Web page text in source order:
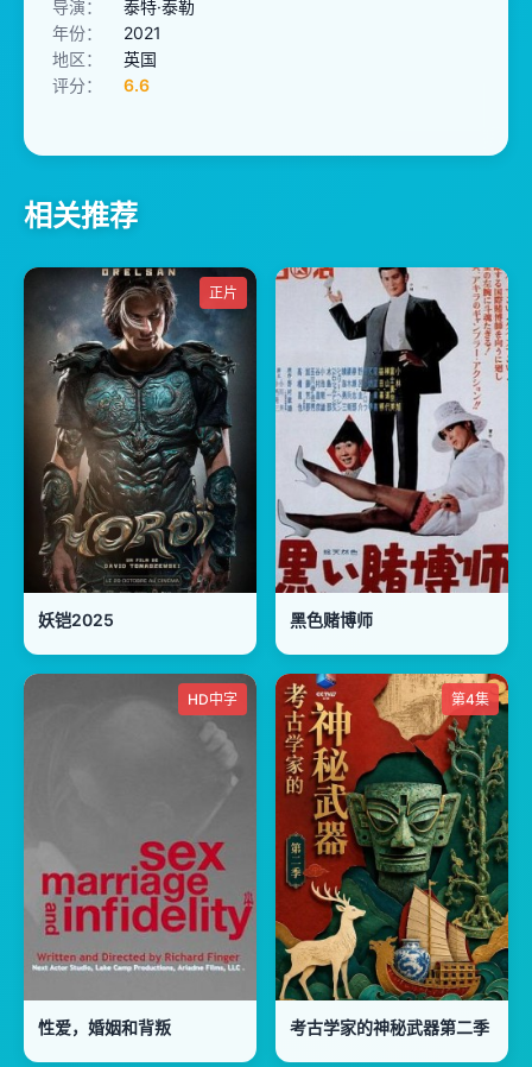
导演：
泰特·泰勒
年份：
2021
地区：
英国
评分：
6.6
相关推荐
正片
妖铠2025 黑色赌博师
HD中字
性爱，婚姻和背叛
第4集
考古学家的神秘武器第二季